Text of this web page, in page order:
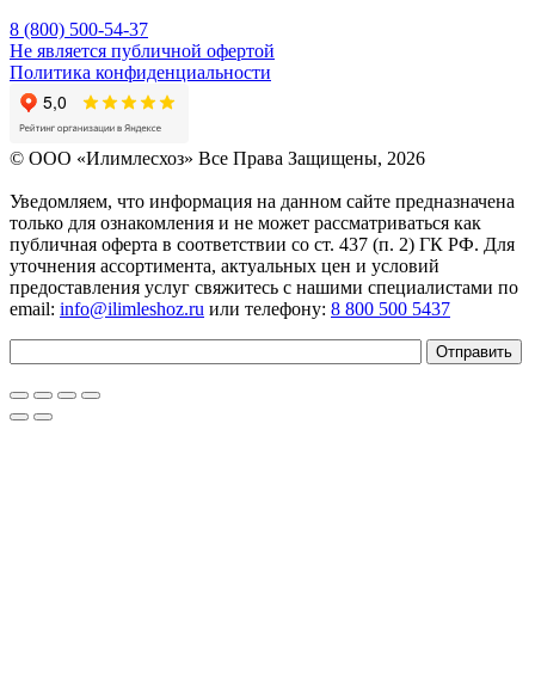
8 (800) 500-54-37
Не является публичной офертой
Политика конфиденциальности
© OOO «Илимлесхоз» Все Права Защищены, 2026
Уведомляем, что информация на данном сайте предназначена
только для ознакомления и не может рассматриваться как
публичная оферта в соответствии со ст. 437 (п. 2) ГК РФ. Для
уточнения ассортимента, актуальных цен и условий
предоставления услуг свяжитесь с нашими специалистами по
email: info@ilimleshoz.ru или телефону: 8 800 500 5437